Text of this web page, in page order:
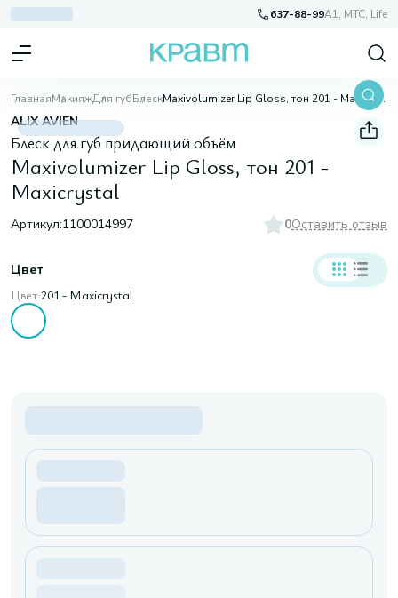
637-88-99A1, МТС, Life
ГлавнаяМакияжДля губБлеск Maxivolumizer Lip Gloss, тон 201 - Maxicrystal
ALIX AVIEN
Блеск для губ придающий объём
Maxivolumizer Lip Gloss, тон 201 -
Maxicrystal
Артикул:1100014997 0Оставить отзыв
Цвет
Цвет:201 - Maxicrystal